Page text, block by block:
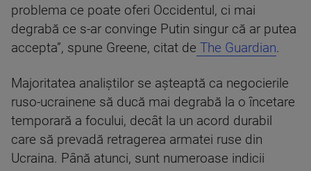
problema ce poate oferi Occidentul, ci mai
degrabă ce s-ar convinge Putin singur că ar putea
accepta”, spune Greene, citat de The Guardian.
Majoritatea analiștilor se așteaptă ca negocierile
ruso-ucrainene să ducă mai degrabă la o încetare
temporară a focului, decât la un acord durabil
care să prevadă retragerea armatei ruse din
Ucraina. Până atunci, sunt numeroase indicii